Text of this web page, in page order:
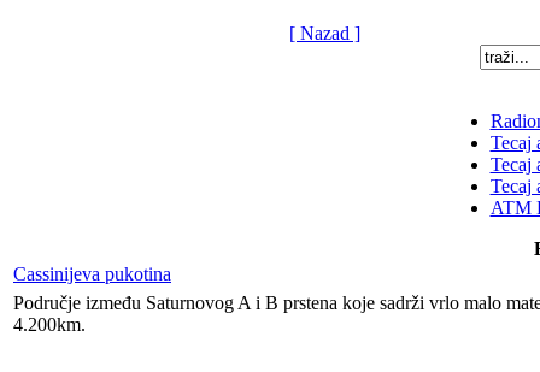
[ Nazad ]
Tecaj
Tecaj
Tecaj
ATM
Cassinijeva pukotina
Područje između Saturnovog A i B prstena koje sadrži vrlo malo
4.200km.